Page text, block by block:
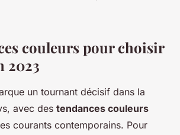
couleurs pour choisir
2023
un tournant décisif dans la
avec des tendances couleurs
courants contemporains. Pour